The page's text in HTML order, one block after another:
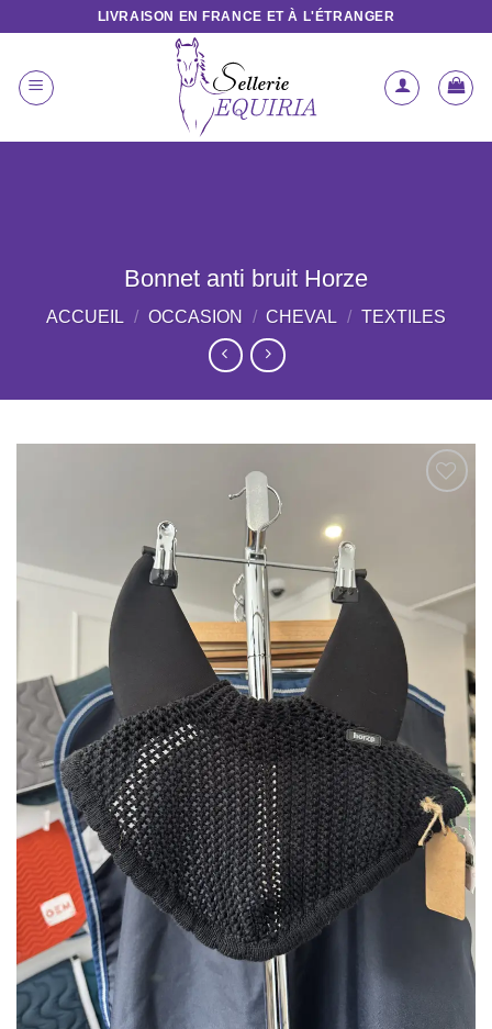
contenu
LIVRAISON EN FRANCE ET À L'ÉTRANGER
Bonnet anti bruit Horze
ACCUEIL / OCCASION / CHEVAL / TEXTILES